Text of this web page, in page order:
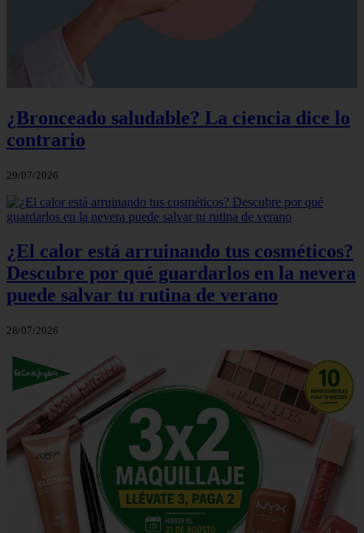
¿Bronceado saludable? La ciencia dice lo
contrario
29/07/2026
¿El calor está arruinando tus cosméticos?
Descubre por qué guardarlos en la nevera
puede salvar tu rutina de verano
28/07/2026